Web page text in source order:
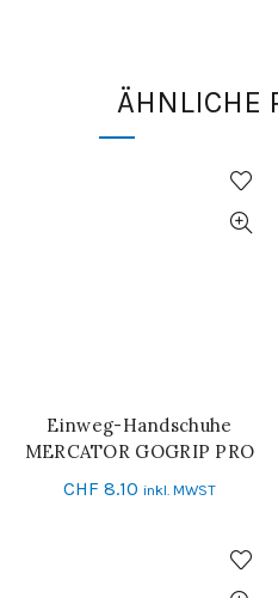
ÄHNLICHE
SCHNELL-EINKAUF
Einweg-Handschuhe
MERCATOR GOGRIP PRO
bl schwarz
CHF 8.10 inkl. MWST